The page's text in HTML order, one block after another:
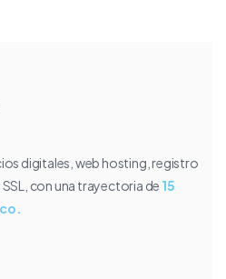
digitales, web hosting, registro
con una trayectoria de 15